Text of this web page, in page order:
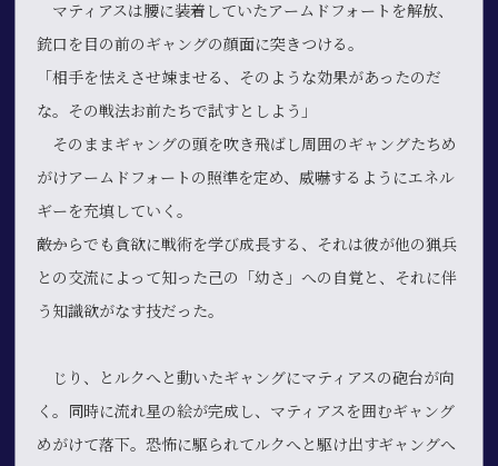
マティアスは腰に装着していたアームドフォートを解放、
銃口を目の前のギャングの顔面に突きつける。
「相手を怯えさせ竦ませる、そのような効果があったのだ
な。その戦法お前たちで試すとしよう」
そのままギャングの頭を吹き飛ばし周囲のギャングたちめ
がけアームドフォートの照準を定め、威嚇するようにエネル
ギーを充填していく。
――敵からでも貪欲に戦術を学び成長する、それは彼が他の猟兵
との交流によって知った己の「幼さ」への自覚と、それに伴
う知識欲がなす技だった。
じり、とルクへと動いたギャングにマティアスの砲台が向
く。同時に流れ星の絵が完成し、マティアスを囲むギャング
めがけて落下。恐怖に駆られてルクへと駆け出すギャングへ